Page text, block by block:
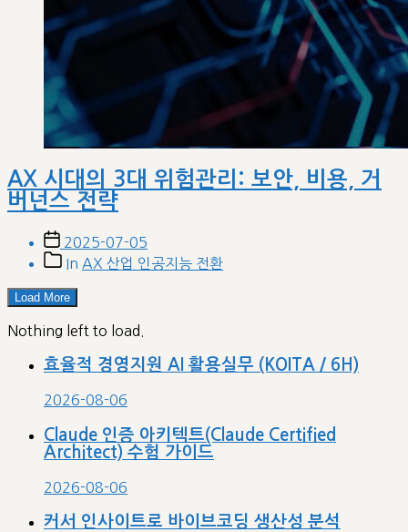
AX 시대의 3대 위험관리: 보안, 비용, 거
버넌스 전략
Post
date
2025-07-05
PostIn AX 산업 인공지능 전환
Load More
Nothing left to load.
효율적 경영지원 AI 활용실무 (KOITA / 6H)
2026-08-06
Claude 인증 아키텍트(Claude Certified
Architect) 수험 가이드
2026-08-06
커서 인사이트로 바이브코딩 생산성 분석